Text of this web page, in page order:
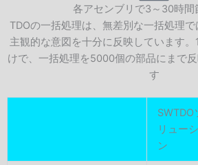
各アセンブリで3～30時間
TDOの一括処理は、無差別な一括処理
主観的な意図を十分に反映しています
けで、一括処理を5000個の部品にまで
す
SWTDO
リュー
ン